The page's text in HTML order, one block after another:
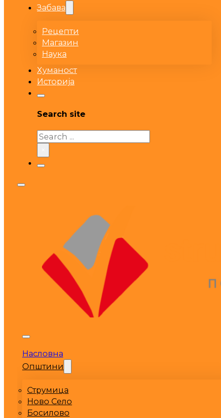
Забава
Рецепти
Магазин
Наука
Хуманост
Историја
Search site
Search
Насловна
Општини
Струмица
Ново Село
Босилово